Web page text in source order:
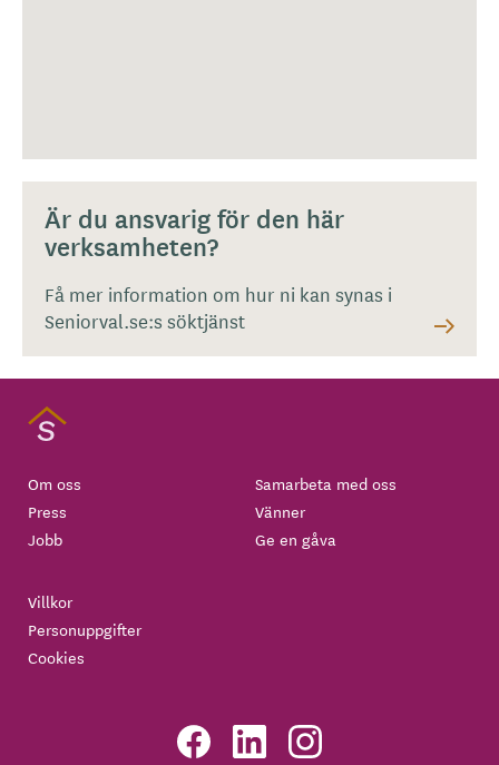
Är du ansvarig för den här
verksamheten?
Få mer information om hur ni kan synas i
Seniorval.se:s söktjänst
Om oss
Press
Jobb
Samarbeta med oss
Vänner
Ge en gåva
Villkor
Personuppgifter
Cookies